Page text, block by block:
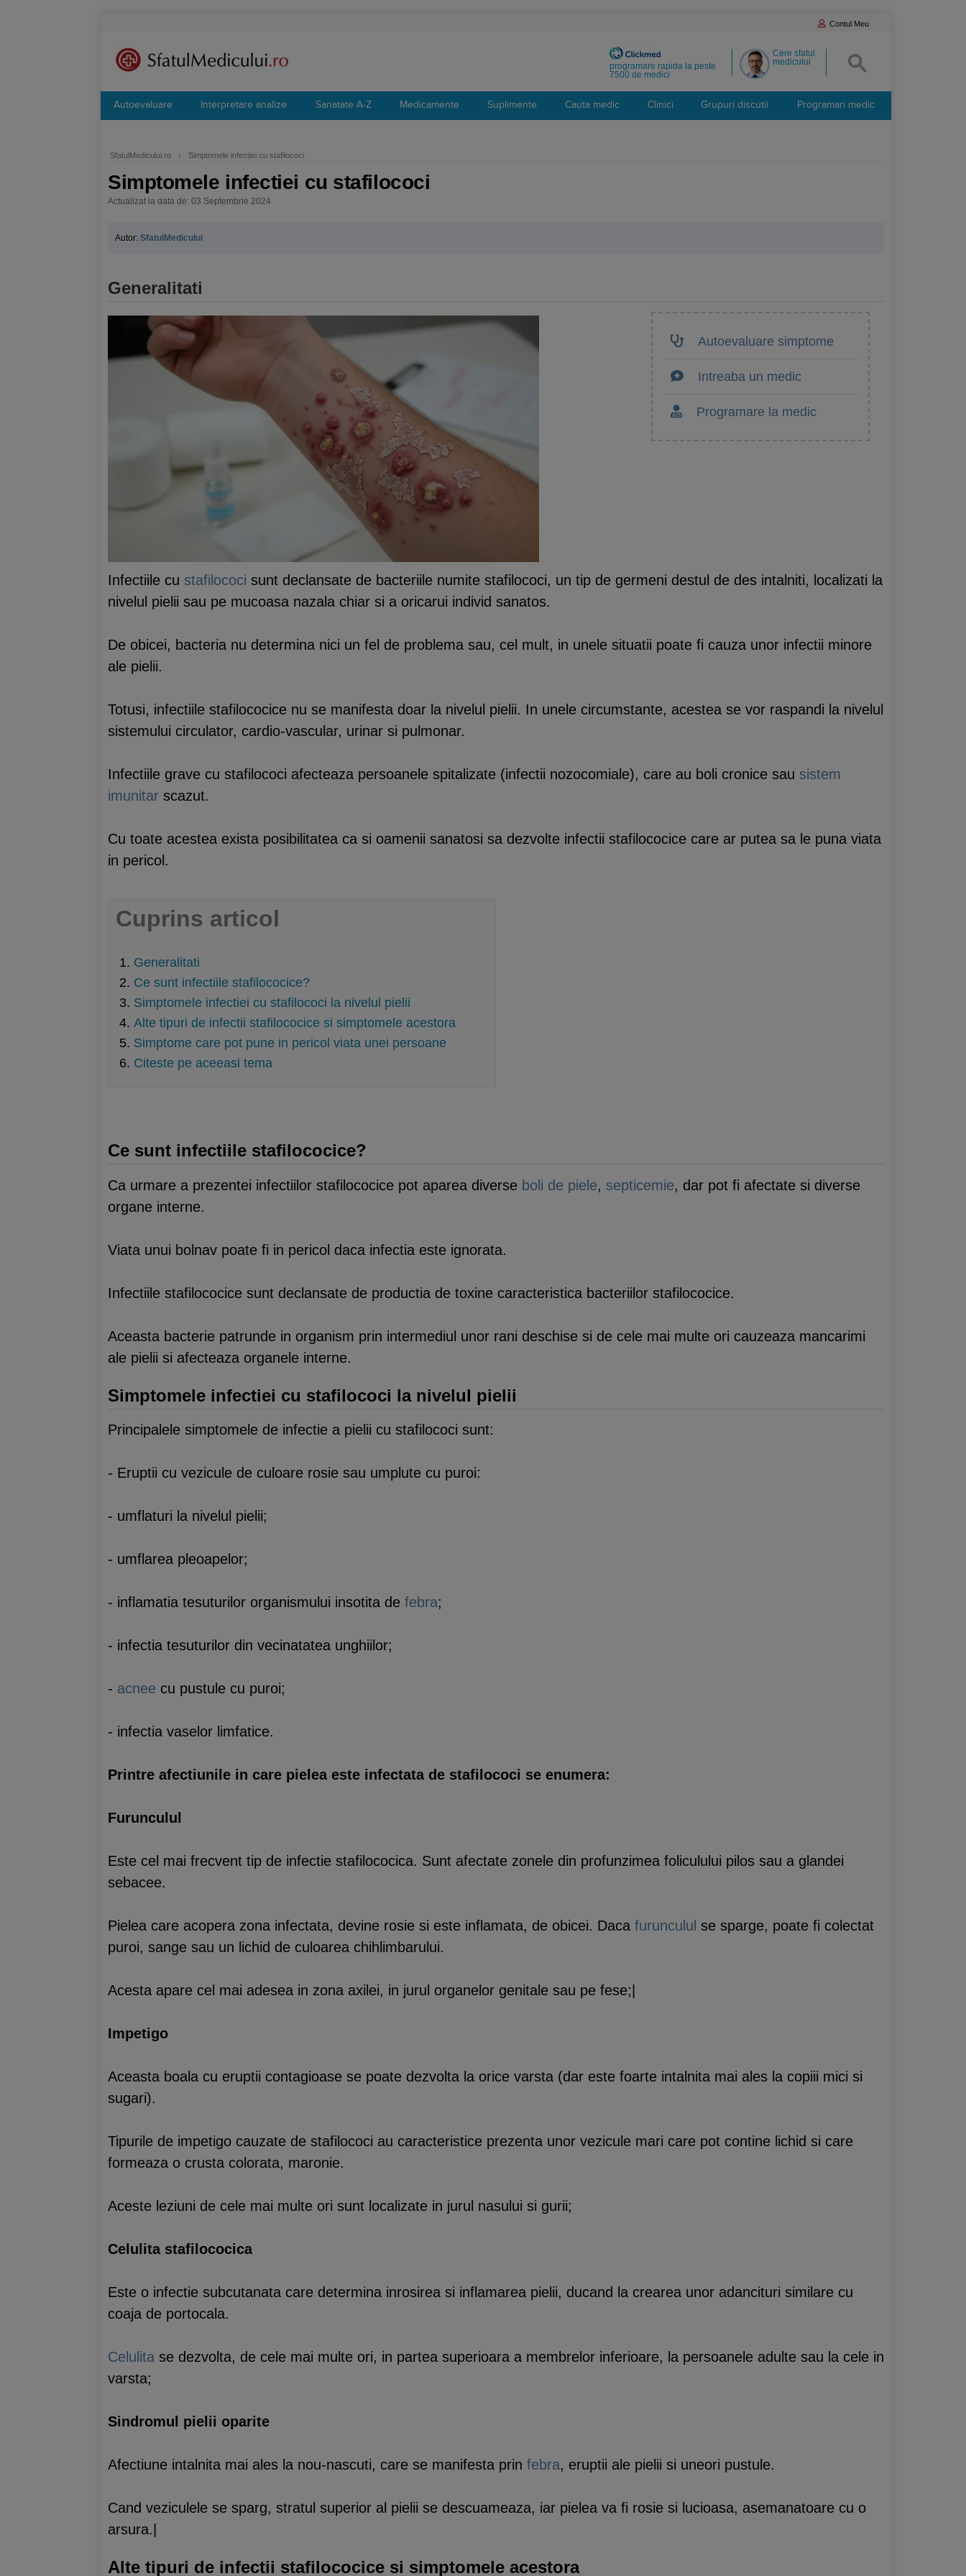
Contul Meu
Cere sfatul
medicului
programare rapida la peste
7500 de medici
Autoevaluare Interpretare analize Sanatate A-Z Medicamente Suplimente Cauta medic Clinici Grupuri discutii Programari medic
SfatulMedicului.ro › Simptomele infectiei cu stafilococi
Simptomele infectiei cu stafilococi
Actualizat la data de: 03 Septembrie 2024
Autor: SfatulMedicului
Generalitati
Autoevaluare simptome
Intreaba un medic
Programare la medic
Infectiile cu stafilococi sunt declansate de bacteriile numite stafilococi, un tip de germeni destul de des intalniti, localizati la
nivelul pielii sau pe mucoasa nazala chiar si a oricarui individ sanatos.
De obicei, bacteria nu determina nici un fel de problema sau, cel mult, in unele situatii poate fi cauza unor infectii minore
ale pielii.
Totusi, infectiile stafilococice nu se manifesta doar la nivelul pielii. In unele circumstante, acestea se vor raspandi la nivelul
sistemului circulator, cardio-vascular, urinar si pulmonar.
Infectiile grave cu stafilococi afecteaza persoanele spitalizate (infectii nozocomiale), care au boli cronice sau sistem
imunitar scazut.
Cu toate acestea exista posibilitatea ca si oamenii sanatosi sa dezvolte infectii stafilococice care ar putea sa le puna viata
in pericol.
Cuprins articol
Generalitati
Ce sunt infectiile stafilococice?
Simptomele infectiei cu stafilococi la nivelul pielii
Alte tipuri de infectii stafilococice si simptomele acestora
Simptome care pot pune in pericol viata unei persoane
Citeste pe aceeasi tema
Ce sunt infectiile stafilococice?
Ca urmare a prezentei infectiilor stafilococice pot aparea diverse boli de piele, septicemie, dar pot fi afectate si diverse
organe interne.
Viata unui bolnav poate fi in pericol daca infectia este ignorata.
Infectiile stafilococice sunt declansate de productia de toxine caracteristica bacteriilor stafilococice.
Aceasta bacterie patrunde in organism prin intermediul unor rani deschise si de cele mai multe ori cauzeaza mancarimi
ale pielii si afecteaza organele interne.
Simptomele infectiei cu stafilococi la nivelul pielii
Principalele simptomele de infectie a pielii cu stafilococi sunt:
- Eruptii cu vezicule de culoare rosie sau umplute cu puroi:
- umflaturi la nivelul pielii;
- umflarea pleoapelor;
- inflamatia tesuturilor organismului insotita de febra;
- infectia tesuturilor din vecinatatea unghiilor;
- acnee cu pustule cu puroi;
- infectia vaselor limfatice.
Printre afectiunile in care pielea este infectata de stafilococi se enumera:
Furunculul
Este cel mai frecvent tip de infectie stafilococica. Sunt afectate zonele din profunzimea foliculului pilos sau a glandei
sebacee.
Pielea care acopera zona infectata, devine rosie si este inflamata, de obicei. Daca furunculul se sparge, poate fi colectat
puroi, sange sau un lichid de culoarea chihlimbarului.
Acesta apare cel mai adesea in zona axilei, in jurul organelor genitale sau pe fese;|
Impetigo
Aceasta boala cu eruptii contagioase se poate dezvolta la orice varsta (dar este foarte intalnita mai ales la copiii mici si
sugari).
Tipurile de impetigo cauzate de stafilococi au caracteristice prezenta unor vezicule mari care pot contine lichid si care
formeaza o crusta colorata, maronie.
Aceste leziuni de cele mai multe ori sunt localizate in jurul nasului si gurii;
Celulita stafilococica
Este o infectie subcutanata care determina inrosirea si inflamarea pielii, ducand la crearea unor adancituri similare cu
coaja de portocala.
Celulita se dezvolta, de cele mai multe ori, in partea superioara a membrelor inferioare, la persoanele adulte sau la cele in
varsta;
Sindromul pielii oparite
Afectiune intalnita mai ales la nou-nascuti, care se manifesta prin febra, eruptii ale pielii si uneori pustule.
Cand veziculele se sparg, stratul superior al pielii se descuameaza, iar pielea va fi rosie si lucioasa, asemanatoare cu o
arsura.|
Alte tipuri de infectii stafilococice si simptomele acestora